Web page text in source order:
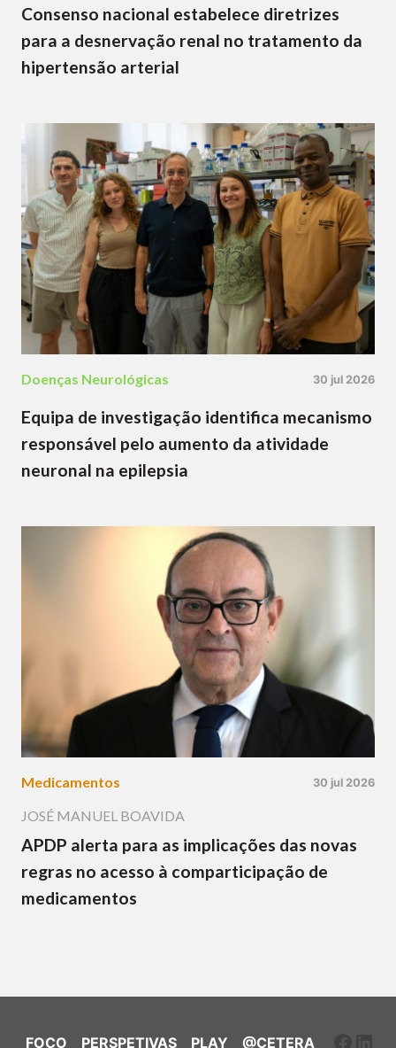
Consenso nacional estabelece diretrizes
para a desnervação renal no tratamento da
hipertensão arterial
Doenças Neurológicas 30 jul 2026
Equipa de investigação identifica mecanismo
responsável pelo aumento da atividade
neuronal na epilepsia
Medicamentos 30 jul 2026
JOSÉ MANUEL BOAVIDA
APDP alerta para as implicações das novas
regras no acesso à comparticipação de
medicamentos
FOCO PERSPETIVAS PLAY @CETERA